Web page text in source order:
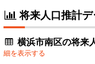
将来人口推計デ
横浜市南区の将来
細を表示する